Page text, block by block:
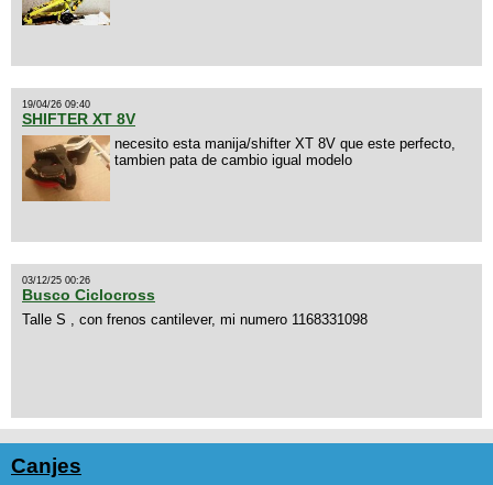
19/04/26 09:40
SHIFTER XT 8V
necesito esta manija/shifter XT 8V que este perfecto,
tambien pata de cambio igual modelo
03/12/25 00:26
Busco Ciclocross
Talle S , con frenos cantilever, mi numero 1168331098
Canjes